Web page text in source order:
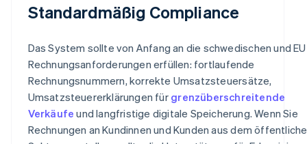
Standardmäßig Compliance
Das System sollte von Anfang an die schwedischen und
Rechnungsanforderungen erfüllen: fortlaufende
Rechnungsnummern, korrekte Umsatzsteuersätze,
Umsatzsteuererklärungen für grenzüberschreitende
Verkäufe und langfristige digitale Speicherung. Wenn Sie
Rechnungen an Kundinnen und Kunden aus dem